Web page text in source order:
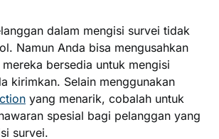
dalam mengisi survei tidak
Namun Anda bisa mengusahkan
bersedia untuk mengisi
kirimkan. Selain menggunakan
yang menarik, cobalah untuk
spesial bagi pelanggan yang
survei.